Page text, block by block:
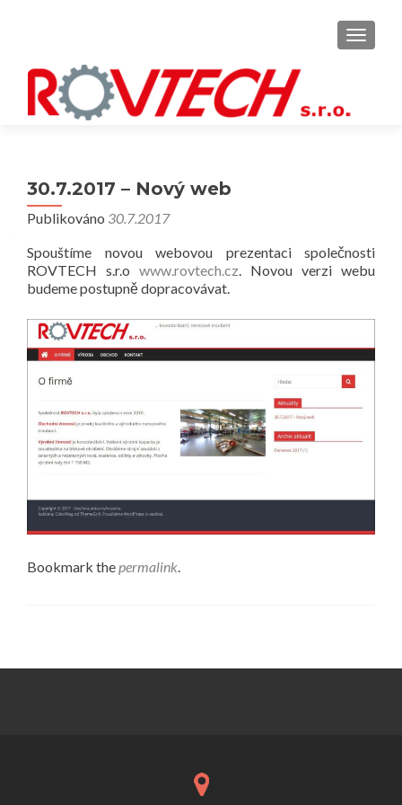
MENU
30.7.2017 – Nový web
Publikováno 30.7.2017
Spouštíme novou webovou prezentaci společnosti
ROVTECH s.r.o www.rovtech.cz. Novou verzi webu
budeme postupně dopracovávat.
Bookmark thepermalink.